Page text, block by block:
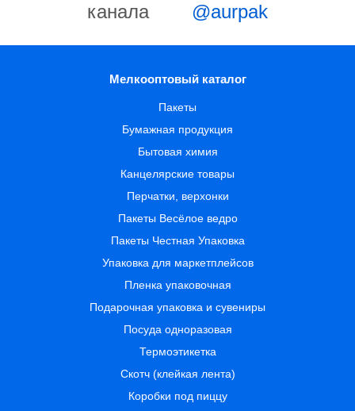
канала
@aurpak
Мелкооптовый каталог
Пакеты
Бумажная продукция
Бытовая химия
Канцелярские товары
Перчатки, верхонки
Пакеты Весёлое ведро
Пакеты Честная Упаковка
Упаковка для маркетплейсов
Пленка упаковочная
Подарочная упаковка и сувениры
Посуда одноразовая
Термоэтикетка
Скотч (клейкая лента)
Коробки под пиццу